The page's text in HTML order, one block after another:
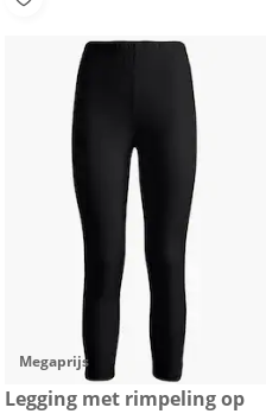
Megaprijs
€ 15,-
Legging met rimpeling op